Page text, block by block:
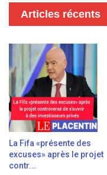
Articles récents
La Fifa «présente des
excuses» après le projet
contr...